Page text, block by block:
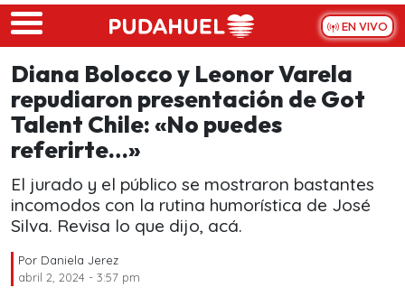
Skip to main content
EN VIVO
Diana Bolocco y Leonor Varela
repudiaron presentación de Got
Talent Chile: «No puedes
referirte…»
El jurado y el público se mostraron bastantes
incomodos con la rutina humorística de José
Silva. Revisa lo que dijo, acá.
Por Daniela Jerez
abril 2, 2024 - 3:57 pm